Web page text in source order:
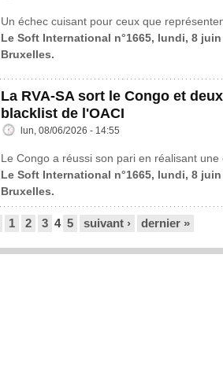
Un échec cuisant pour ceux que
Le Soft International n°1665, lundi, 8
Bruxelles.
La RVA-SA sort le Congo et
blacklist de l'OACI
lun, 08/06/2026 - 14:55
Le Congo a réussi son pari en réalisant une
Le Soft International n°1665, lundi, 8
Bruxelles.
1 2 3 4 5 suivant › dernier »